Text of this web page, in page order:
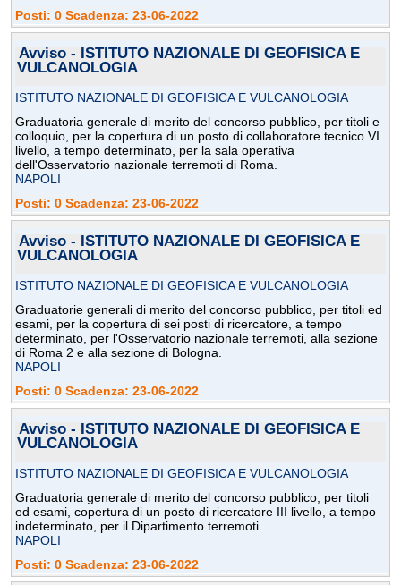
Posti: 0 Scadenza: 23-06-2022
Avviso - ISTITUTO NAZIONALE DI GEOFISICA E
VULCANOLOGIA
ISTITUTO NAZIONALE DI GEOFISICA E VULCANOLOGIA
Graduatoria generale di merito del concorso pubblico, per titoli e
colloquio, per la copertura di un posto di collaboratore tecnico VI
livello, a tempo determinato, per la sala operativa
dell'Osservatorio nazionale terremoti di Roma.
NAPOLI
Posti: 0 Scadenza: 23-06-2022
Avviso - ISTITUTO NAZIONALE DI GEOFISICA E
VULCANOLOGIA
ISTITUTO NAZIONALE DI GEOFISICA E VULCANOLOGIA
Graduatorie generali di merito del concorso pubblico, per titoli ed
esami, per la copertura di sei posti di ricercatore, a tempo
determinato, per l'Osservatorio nazionale terremoti, alla sezione
di Roma 2 e alla sezione di Bologna.
NAPOLI
Posti: 0 Scadenza: 23-06-2022
Avviso - ISTITUTO NAZIONALE DI GEOFISICA E
VULCANOLOGIA
ISTITUTO NAZIONALE DI GEOFISICA E VULCANOLOGIA
Graduatoria generale di merito del concorso pubblico, per titoli
ed esami, copertura di un posto di ricercatore III livello, a tempo
indeterminato, per il Dipartimento terremoti.
NAPOLI
Posti: 0 Scadenza: 23-06-2022